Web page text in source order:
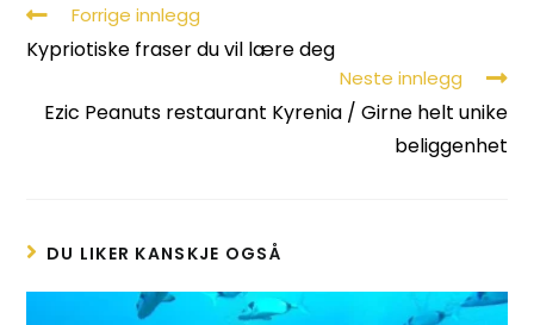
Forrige innlegg
Kypriotiske fraser du vil lære deg
Neste innlegg
Ezic Peanuts restaurant Kyrenia / Girne helt unike
beliggenhet
DU LIKER KANSKJE OGSÅ